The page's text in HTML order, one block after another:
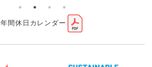
年間休日カレンダー